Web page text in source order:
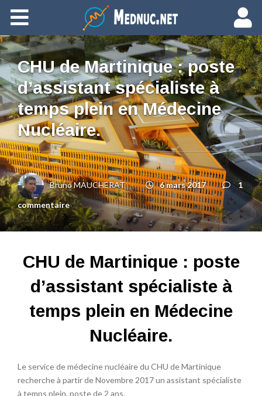
Ajouter du contenu
CHU de Martinique : poste
d’assistant spécialiste à
temps plein en Médecine
Nucléaire.
Bruno MAUCHERAT 6 mars 2017
1
commentaire
CHU de Martinique : poste
d’assistant spécialiste à
temps plein en Médecine
Nucléaire.
Le service de médecine nucléaire du CHU de Martinique
recherche à partir de Novembre 2017 un assistant spécialiste
à temps plein, poste de 2 ans.